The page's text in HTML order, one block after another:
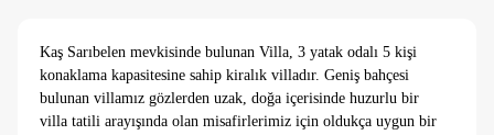
Kaş Sarıbelen mevkisinde bulunan Villa, 3 yatak odalı 5 kişi
konaklama kapasitesine sahip kiralık villadır. Geniş bahçesi
bulunan villamız gözlerden uzak, doğa içerisinde huzurlu bir
villa tatili arayışında olan misafirlerimiz için oldukça uygun bir